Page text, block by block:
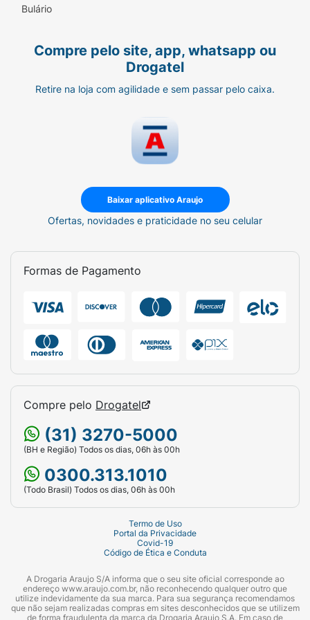
Bulário
Compre pelo site, app, whatsapp ou
Drogatel
Retire na loja com agilidade e sem passar pelo caixa.
Baixar aplicativo Araujo
Ofertas, novidades e praticidade no seu celular
Formas de Pagamento
Compre pelo Drogatel
(31) 3270-5000
(BH e Região) Todos os dias, 06h às 00h
0300.313.1010
(Todo Brasil) Todos os dias, 06h às 00h
Termo de Uso
Portal da Privacidade
Covid-19
Código de Ética e Conduta
A Drogaria Araujo S/A informa que o seu site oficial corresponde ao
endereço www.araujo.com.br, não reconhecendo qualquer outro que
utilize indevidamente da sua marca. Para sua segurança recomendamos
que não sejam realizadas compras em sites desconhecidos que se utilizem
de forma fraudulenta da marca da Drogaria Araujo S.A. Em caso de